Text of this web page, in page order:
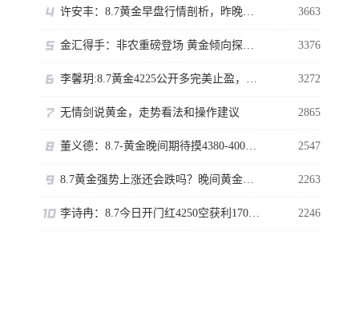
许安丰：8.7黄金早盘行情剖析，昨晚布局完美大捷！ 3663
金汇得手：非农重磅登场 黄金倾向探底回升 3376
李馨玥:8.7黄金4225公开多完美止盈，欧盘突破又开多了！ 3272
无情剑说黄金，走势看法和操作建议 2865
董义德：8.7-黄金晚间期待摸4380-400区域。 2547
8.7黄金强势上涨还会跌吗？晚间黄金非农怎么看 2263
李诗冉：8.7今日开门红4250空获利170点，日内黄金回踩先多。 2246